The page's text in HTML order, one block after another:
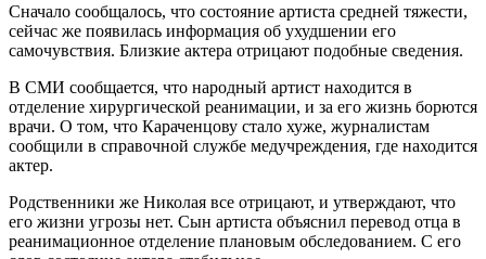
Сначало сообщалось, что состояние артиста средней тяжести,
сейчас же появилась информация об ухудшении его
самочувствия. Близкие актера отрицают подобные сведения.
В СМИ сообщается, что народный артист находится в
отделение хирургической реанимации, и за его жизнь борются
врачи. О том, что Караченцову стало хуже, журналистам
сообщили в справочной службе медучреждения, где находится
актер.
Родственники же Николая все отрицают, и утверждают, что
его жизни угрозы нет. Сын артиста объяснил перевод отца в
реанимационное отделение плановым обследованием. С его